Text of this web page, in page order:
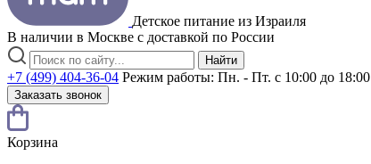
Детское питание из Израиля
В наличии в Москве с доставкой по России
Найти
+7 (499) 404-36-04 Режим работы: Пн. - Пт. с 10:00 до 18:00
Заказать звонок
Корзина